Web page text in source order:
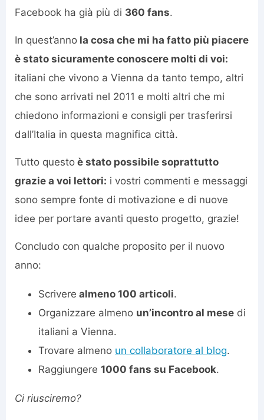
Facebook ha già più di 360 fans.
In quest’anno la cosa che mi ha fatto più piacere
è stato sicuramente conoscere molti di voi:
italiani che vivono a Vienna da tanto tempo, altri
che sono arrivati nel 2011 e molti altri che mi
chiedono informazioni e consigli per trasferirsi
dall’Italia in questa magnifica città.
Tutto questo è stato possibile soprattutto
grazie a voi lettori: i vostri commenti e messaggi
sono sempre fonte di motivazione e di nuove
idee per portare avanti questo progetto, grazie!
Concludo con qualche proposito per il nuovo
anno:
Scrivere almeno 100 articoli.
Organizzare almeno un’incontro al mese di
italiani a Vienna.
Trovare almeno un collaboratore al blog.
Raggiungere 1000 fans su Facebook.
Ci riusciremo?